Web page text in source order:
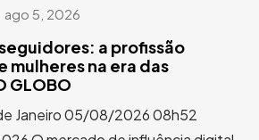
ago 5, 2026
a profissão
mulheres na era das
GLOBO
Janeiro 05/08/2026 08h52